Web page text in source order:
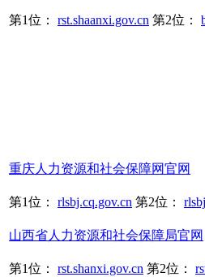
第1位： rst.shaanxi.gov.cn 第2位：
重庆人力资源和社会保障网官网
第1位： rlsbj.cq.gov.cn 第2位：
山西省人力资源和社会保障局官网
第1位： rst.shanxi.gov.cn 第2位：